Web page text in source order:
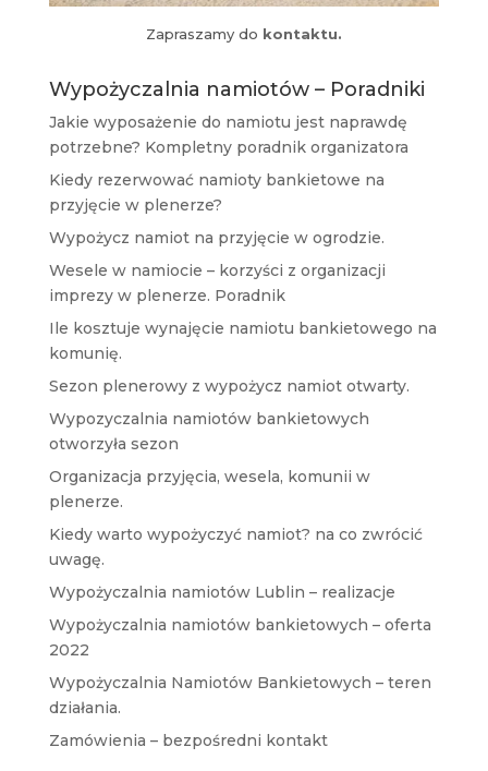
Zapraszamy do kontaktu.
Wypożyczalnia namiotów – Poradniki
Jakie wyposażenie do namiotu jest naprawdę
potrzebne? Kompletny poradnik organizatora
Kiedy rezerwować namioty bankietowe na
przyjęcie w plenerze?
Wypożycz namiot na przyjęcie w ogrodzie.
Wesele w namiocie – korzyści z organizacji
imprezy w plenerze. Poradnik
Ile kosztuje wynajęcie namiotu bankietowego na
komunię.
Sezon plenerowy z wypożycz namiot otwarty.
Wypozyczalnia namiotów bankietowych
otworzyła sezon
Organizacja przyjęcia, wesela, komunii w
plenerze.
Kiedy warto wypożyczyć namiot? na co zwrócić
uwagę.
Wypożyczalnia namiotów Lublin – realizacje
Wypożyczalnia namiotów bankietowych – oferta
2022
Wypożyczalnia Namiotów Bankietowych – teren
działania.
Zamówienia – bezpośredni kontakt